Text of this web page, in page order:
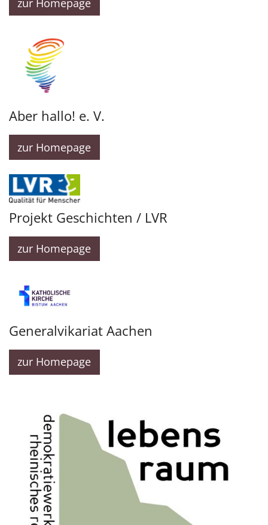
Aber hallo! e. V.
zur Homepage
Projekt Geschichten / LVR
zur Homepage
Generalvikariat Aachen
zur Homepage